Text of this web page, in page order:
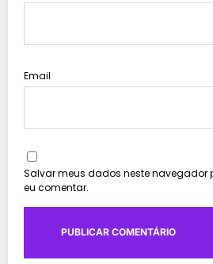
Email
Salvar meus dados neste navegador
eu comentar.